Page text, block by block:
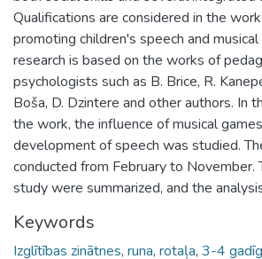
Qualifications are considered in the
promoting children's speech and musical
research is based on the works of
psychologists such as B. Brice, R.
Boša, D. Dzintere and other authors. In
the work, the influence of musical
development of speech was studied.
conducted from February to November.
study were summarized, and the
Keywords
Izglītības zinātnes, runa, rotaļa, 3-4